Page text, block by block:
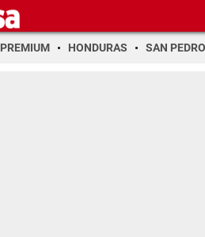
PREMIUM HONDURAS SAN PEDRO